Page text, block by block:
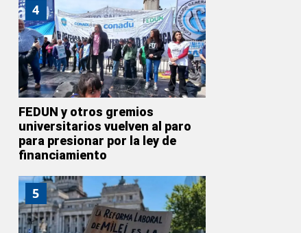
4
FEDUN y otros gremios
universitarios vuelven al paro
para presionar por la ley de
financiamiento
5